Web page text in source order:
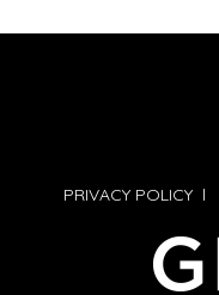
PRIVACY POLICYl